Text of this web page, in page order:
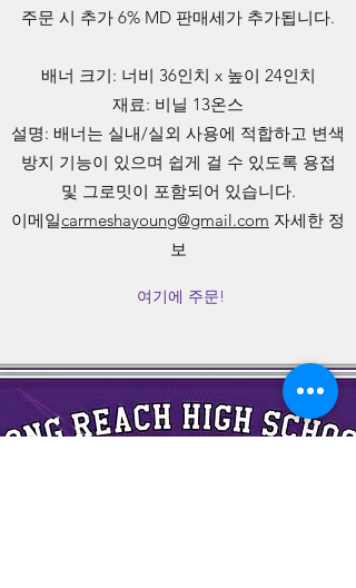
주문 시 추가 6% MD 판매세가 추가됩니다.
배너 크기: 너비 36인치 x 높이 24인치
재료: 비닐 13온스
설명: 배너는 실내/실외 사용에 적합하고 변색
방지 기능이 있으며 쉽게 걸 수 있도록 용접
및 그로밋이 포함되어 있습니다.
이메일carmeshayoung@gmail.com 자세한 정
보
여기에 주문!